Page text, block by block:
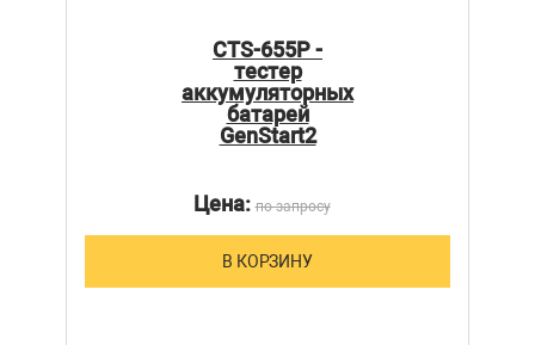
CTS-655P -
тестер
аккумуляторных
батарей
GenStart2
Цена:по запросу
В КОРЗИНУ